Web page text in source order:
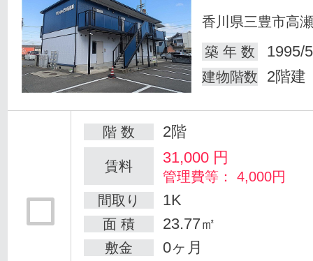
香川県三豊市高
築 年 数
1995/
建物階数 2階建
階 数 2階
賃料 31,000 円
管理費等： 4,000円
間取り
1K
面 積 23.77㎡
敷金 0ヶ月